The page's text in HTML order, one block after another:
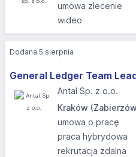
umowa zlecenie
wideo
General Ledger Team
Antal Sp. z o.o.
Kraków
umowa o pracę
praca hybrydowa
rekrutacja zdalna
Dodana 5 sierpnia